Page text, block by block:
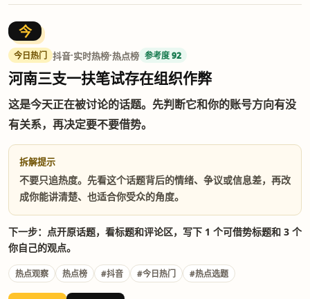
今
今日热门 抖音·实时热榜·热点榜 参考度 92
河南三支一扶笔试存在组织作弊
这是今天正在被讨论的话题。先判断它和你的账号方向有没
有关系，再决定要不要借势。
拆解提示
不要只追热度。先看这个话题背后的情绪、争议或信息差，再改
成你能讲清楚、也适合你受众的角度。
下一步：点开原话题，看标题和评论区，写下 1 个可借势标题和 3 个
你自己的观点。
热点观察 热点榜 #抖音 #今日热门 #热点选题